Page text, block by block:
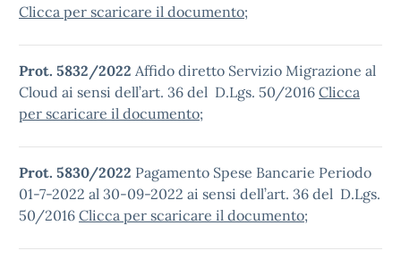
Clicca per scaricare il documento;
Prot. 5832/2022 Affido diretto Servizio Migrazione al
Cloud ai sensi dell’art. 36 del D.Lgs. 50/2016 Clicca
per scaricare il documento;
Prot. 5830/2022 Pagamento Spese Bancarie Periodo
01-7-2022 al 30-09-2022 ai sensi dell’art. 36 del D.Lgs.
50/2016 Clicca per scaricare il documento;